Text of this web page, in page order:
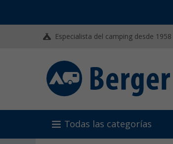
Especialista del camping desde 1958
Todas las categorías